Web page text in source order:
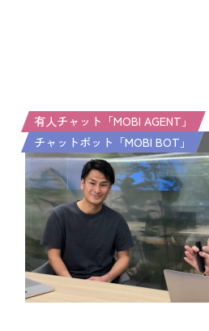
有人チャット「MOBI AGENT」
チャットボット「MOBI BOT」